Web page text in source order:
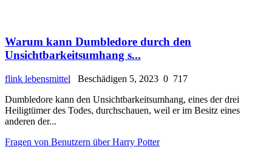
Warum kann Dumbledore durch den
Unsichtbarkeitsumhang s...
flink lebensmittel Beschädigen 5, 2023 0 717
Dumbledore kann den Unsichtbarkeitsumhang, eines der drei
Heiligtümer des Todes, durchschauen, weil er im Besitz eines
anderen der...
Fragen von Benutzern über Harry Potter